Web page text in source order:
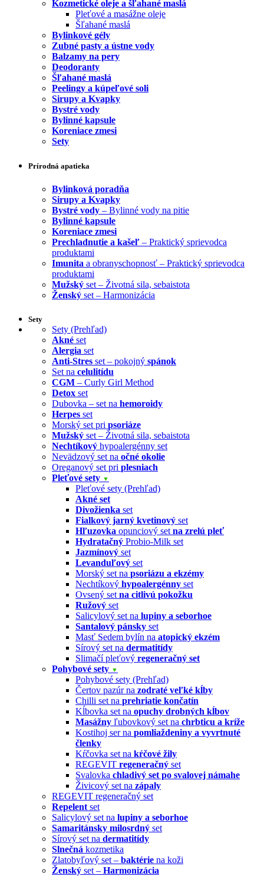
Kozmetické oleje a šľahané maslá
Pleťové a masážne oleje
Šľahané maslá
Bylinkové gély
Zubné pasty a ústne vody
Balzamy na pery
Deodoranty
Šľahané maslá
Peelingy a kúpeľové soli
Sirupy a Kvapky
Bystré vody
Bylinné kapsule
Koreniace zmesi
Sety
Prírodná apatieka
Bylinková poradňa
Sirupy a Kvapky
Bystré vody – Bylinné vody na pitie
Bylinné kapsule
Koreniace zmesi
Prechladnutie a kašeľ – Praktický sprievodca
produktami
Imunita a obranyschopnosť – Praktický sprievodca
produktami
Mužský set – Životná sila, sebaistota
Ženský set – Harmonizácia
Sety
Sety (Prehľad)
Akné set
Alergia set
Anti-Stres set – pokojný spánok
Set na celulitídu
CGM – Curly Girl Method
Detox set
Dubovka – set na hemoroidy
Herpes set
Morský set pri psoriáze
Mužský set – Životná sila, sebaistota
Nechtíkový hypoalergénny set
Nevädzový set na očné okolie
Oreganový set pri plesniach
Pleťové sety ▼
Pleťové sety (Prehľad)
Akné set
Divožienka set
Fialkový jarný kvetinový set
Hľuzovka opunciový set na zrelú pleť
Hydratačný Probio-Milk set
Jazmínový set
Levanduľový set
Morský set na psoriázu a ekzémy
Nechtíkový hypoalergénny set
Ovsený set na citlivú pokožku
Ružový set
Salicylový set na lupiny a seborhoe
Santalový pánsky set
Masť Sedem bylín na atopický ekzém
Sírový set na dermatitídy
Slimačí pleťový regeneračný set
Pohybové sety ▼
Pohybové sety (Prehľad)
Čertov pazúr na zodraté veľké kĺby
Chilli set na prehriatie končatín
Kĺbovka set na opuchy drobných kĺbov
Masážny ľubovkový set na chrbticu a kríže
Kostihoj ser na pomliaždeniny a vyvrtnuté
členky
Kŕčovka set na kŕčové žily
REGEVIT regeneračný set
Svalovka chladivý set po svalovej námahe
Živicový set na zápaly
REGEVIT regeneračný set
Repelent set
Salicylový set na lupiny a seborhoe
Samaritánsky milosrdný set
Sírový set na dermatitídy
Slnečná kozmetika
Zlatobyľový set – baktérie na koži
Ženský set – Harmonizácia